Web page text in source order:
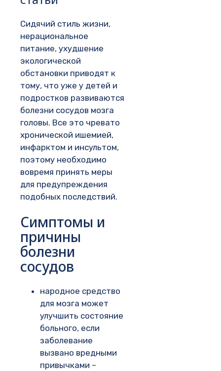
Сидячий стиль жизни,
нерациональное
питание, ухудшение
экологической
обстановки приводят к
тому, что уже у детей и
подростков развиваются
болезни сосудов мозга
головы. Все это чревато
хронической ишемией,
инфарктом и инсультом,
поэтому необходимо
вовремя принять меры
для предупреждения
подобных последствий.
Симптомы и
причины
болезни
сосудов
народное средство
для мозга может
улучшить состояние
больного, если
заболевание
вызвано вредными
привычками –